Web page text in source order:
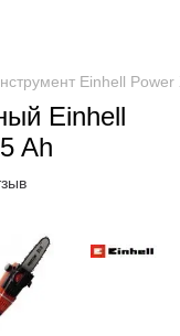
Einhell Power
Einhell
Ah